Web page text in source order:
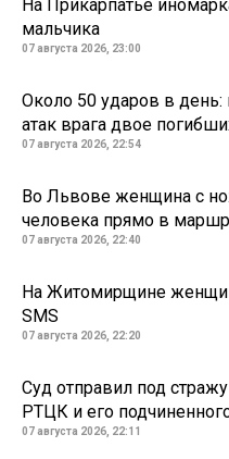
На Прикарпатье
мальчика
07 августа 2026, 23:00
Около 50 ударов в
атак врага двое
07 августа 2026, 22:54
Во Львове женщина с
человека прямо в
07 августа 2026, 22:40
На Житомирщине
SMS
07 августа 2026, 22:20
Суд отправил под
РТЦК и его
07 августа 2026, 22:11